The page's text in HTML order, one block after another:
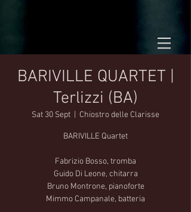
BARIVILLE QUARTET |
Terlizzi (BA)
Sat 30 Sept Chiostro delle Clarisse
BARIVILLE Quartet
Fabrizio Bosso, tromba
Guido Di Leone, chitarra
Bruno Montrone, pianoforte
Mimmo Campanale, batteria